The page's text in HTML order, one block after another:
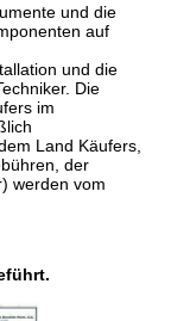
und die
auf
und die
Die
im
Land Käufers,
der
werden vom